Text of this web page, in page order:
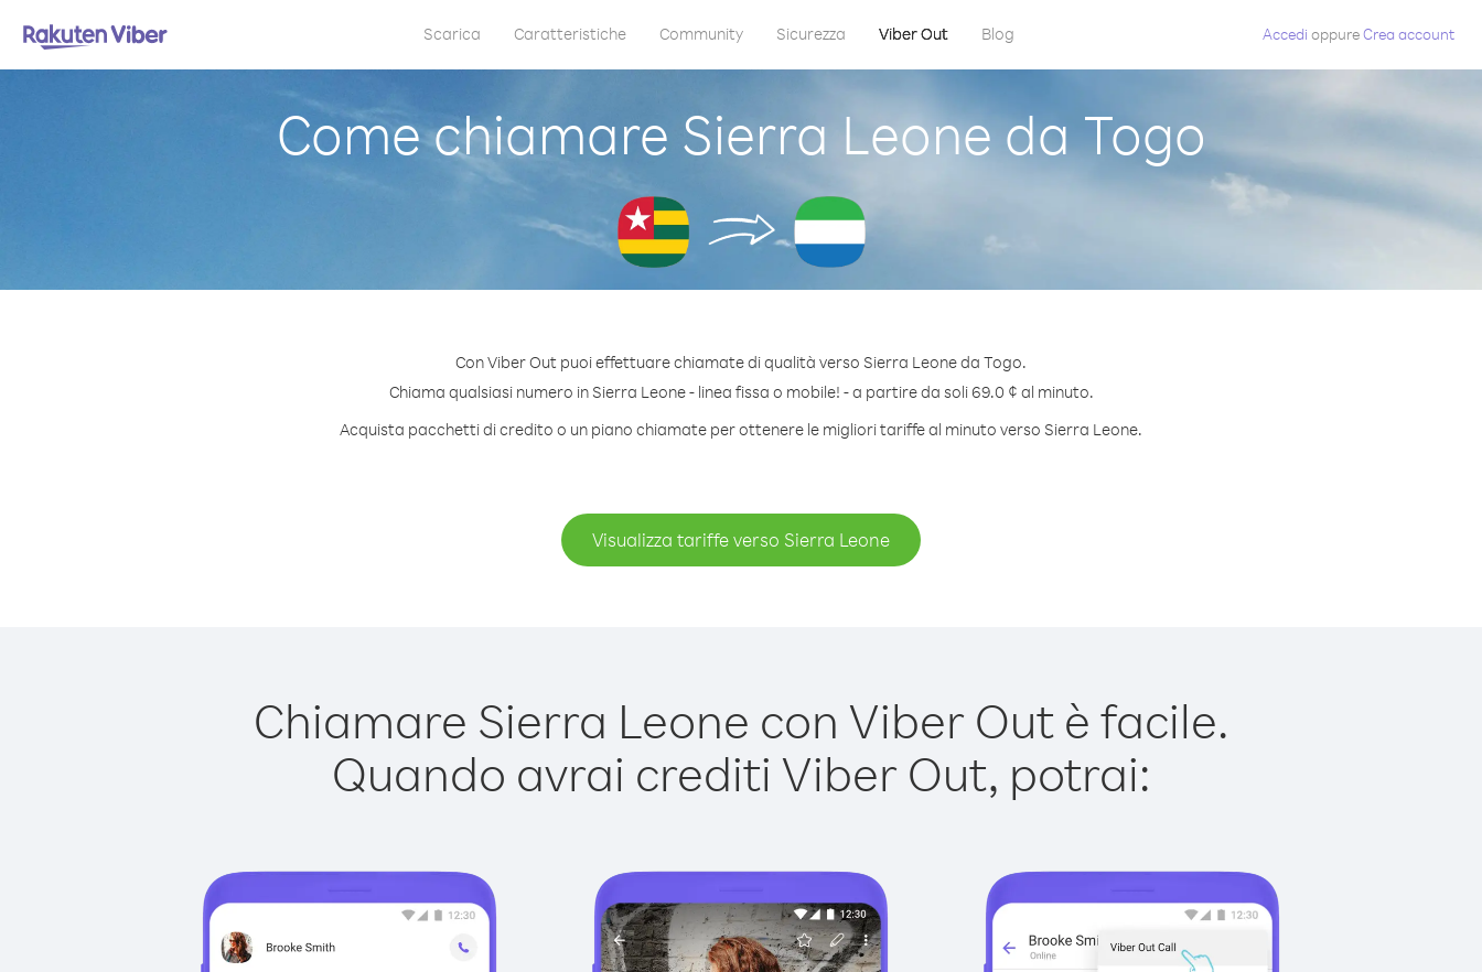
Scarica Caratteristiche Community Sicurezza Viber Out Blog Accedi oppureCrea account
Come chiamare Sierra Leone da Togo
Con Viber Out puoi effettuare chiamate di qualità verso Sierra Leone da Togo.
Chiama qualsiasi numero in Sierra Leone - linea fissa o mobile! - a partire da soli 69.0 ¢ al minuto.
Acquista pacchetti di credito o un piano chiamate per ottenere le migliori tariffe al minuto verso Sierra Leone.
Visualizza tariffe verso Sierra Leone
Chiamare Sierra Leone con Viber Out è facile.
Quando avrai crediti Viber Out, potrai: